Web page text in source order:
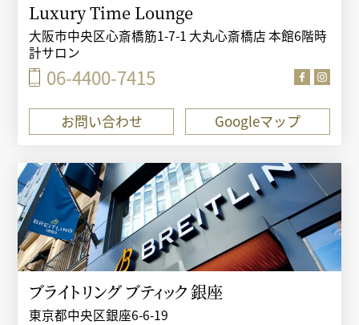
Luxury Time Lounge
大阪市中央区心斎橋筋1-7-1 大丸心斎橋店 本館6階時
計サロン
06-4400-7415
お問い合わせ Googleマップ
ブライトリング ブティック 銀座
東京都中央区銀座6-6-19